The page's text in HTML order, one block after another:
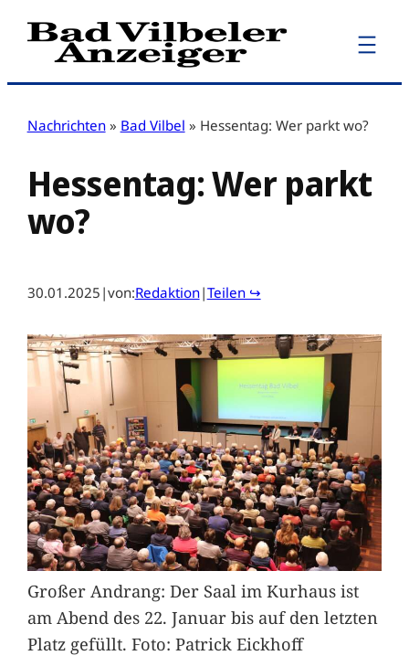
Zum
Inhalt
Nachrichten » Bad Vilbel » Hessentag: Wer parkt wo?
Hessentag: Wer parkt
wo?
30.01.2025 |von:Redaktion|Teilen ↪
Großer Andrang: Der Saal im Kurhaus ist
am Abend des 22. Januar bis auf den letzten
Platz gefüllt. Foto: Patrick Eickhoff